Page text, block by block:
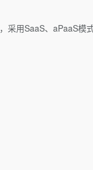
，采用SaaS、aPaaS模